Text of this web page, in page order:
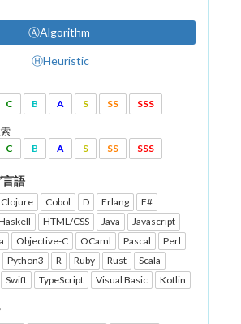
ⒶAlgorithm
ⒽHeuristic
C B A S SS SSS
C B A S SS SSS
言語
Clojure Cobol D Erlang
F#
HTML/CSS Java
Javascript
Objective-C OCaml Pascal
Perl
Python3 R Ruby Rust
Scala
Swift TypeScript Visual Basic Kotlin